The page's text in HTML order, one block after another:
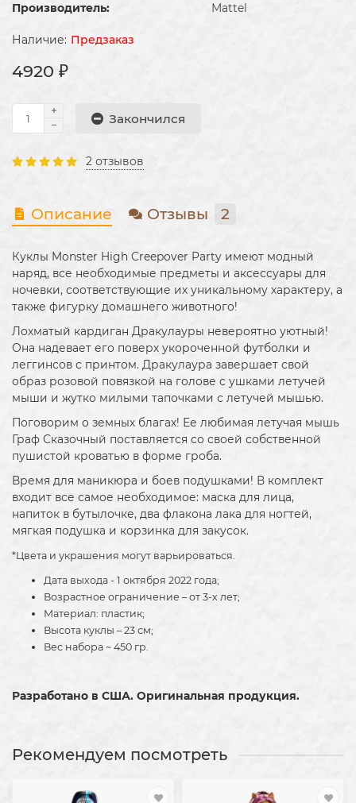
Производитель:
Mattel
Предзаказ
4920 ₽
Закончился
2 отзывов
Описание Отзывы 2
Куклы Monster High Creepover Party имеют модный
наряд, все необходимые предметы и аксессуары для
ночевки, соответствующие их уникальному характеру, а
также фигурку домашнего животного!
Лохматый кардиган Дракулауры невероятно уютный!
Она надевает его поверх укороченной футболки и
леггинсов с принтом. Дракулаура завершает свой
образ розовой повязкой на голове с ушками летучей
мыши и жутко милыми тапочками с летучей мышью.
Поговорим о земных благах! Ее любимая летучая мышь
Граф Сказочный поставляется со своей собственной
пушистой кроватью в форме гроба.
Время для маникюра и боев подушками! В комплект
входит все самое необходимое: маска для лица,
напиток в бутылочке, два флакона лака для ногтей,
мягкая подушка и корзинка для закусок.
*Цвета и украшения могут варьироваться.
Дата выхода - 1 октября 2022 года;
Возрастное ограничение – от 3-х лет;
Материал: пластик;
Высота куклы – 23 см;
Вес набора ~ 450 гр.
Разработано в США. Оригинальная продукция.
Рекомендуем посмотреть